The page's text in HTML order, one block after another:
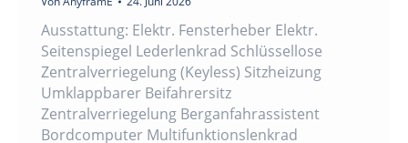
Ausstattung: Elektr. Fensterheber Elektr.
Seitenspiegel Lederlenkrad Schlüssellose
Zentralverriegelung (Keyless) Sitzheizung
Umklappbarer Beifahrersitz
Zentralverriegelung Berganfahrassistent
Bordcomputer Multifunktionslenkrad